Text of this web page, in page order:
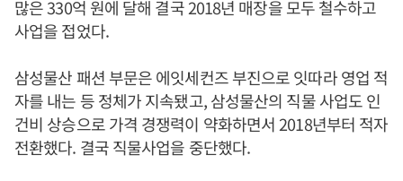
많은 330억 원에 달해 결국 2018년 매장을 모두 철수하고
사업을 접었다.
삼성물산 패션 부문은 에잇세컨즈 부진으로 잇따라 영업 적
자를 내는 등 정체가 지속됐고, 삼성물산의 직물 사업도 인
건비 상승으로 가격 경쟁력이 약화하면서 2018년부터 적자
전환했다. 결국 직물사업을 중단했다.